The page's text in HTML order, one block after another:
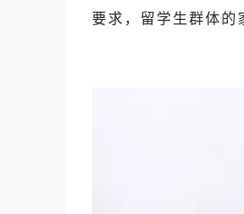
要求，留学生群体的